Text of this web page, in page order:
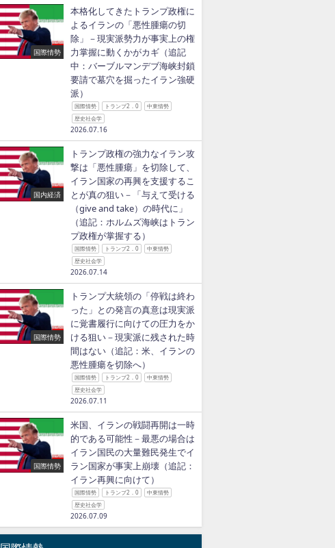
国際情勢
本格化してきたトランプ政権に
よるイランの「悪性腫瘍の切
除」－現実派勢力が事実上の権
力掌握に動くかがカギ（追記
中：バーブルマンデブ海峡封鎖
要請で墓穴を掘ったイラン強硬
派）
国際情勢 トランプ2．0
中東情勢
歴史社会学
2026.07.16
国内経済
トランプ政権の強力なイラン攻
撃は「悪性腫瘍」を切除して、
イラン国家の再興を支援するこ
とが真の狙い－「与えて受ける
（give and take）の時代に」
（追記：ホルムズ海峡はトラン
プ政権が掌握する）
国際情勢 トランプ2．0
中東情勢
歴史社会学
2026.07.14
国際情勢
トランプ大統領の「停戦は終わ
った」との発言の真意は現実派
に覚書履行に向けての圧力をか
ける狙い－現実派に残された時
間はない（追記：米、イランの
悪性腫瘍を切除へ）
国際情勢 トランプ2．0
中東情勢
歴史社会学
2026.07.11
国際情勢
米国、イランの戦闘再開は一時
的である可能性－最悪の場合は
イラン国民の大量難民発生でイ
ラン国家が事実上崩壊（追記：
イラン再興に向けて）
国際情勢 トランプ2．0
中東情勢
歴史社会学
2026.07.09